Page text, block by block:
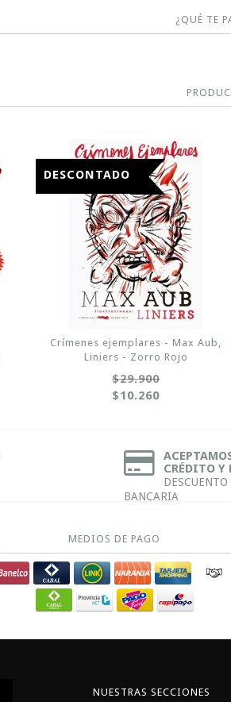
¿QUÉ TE
DESCONTADO
Crímenes ejemplares - Max Aub,
Liniers - Zorro Rojo
$29.900
$10.260
CRÉDITO Y
BANCARIA
MEDIOS DE PAGO
NUESTRAS SECCIONES